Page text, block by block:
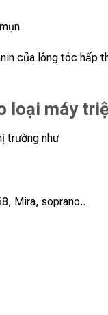
của lông tóc hấp
loại máy
trường như
Mira, soprano..